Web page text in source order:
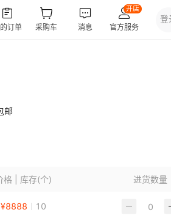
邮
格 | 库存(个) 进货数量
¥8888 10